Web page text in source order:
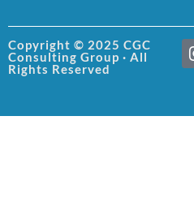
Copyright © 2025 CGC
Consulting Group · All
Rights Reserved